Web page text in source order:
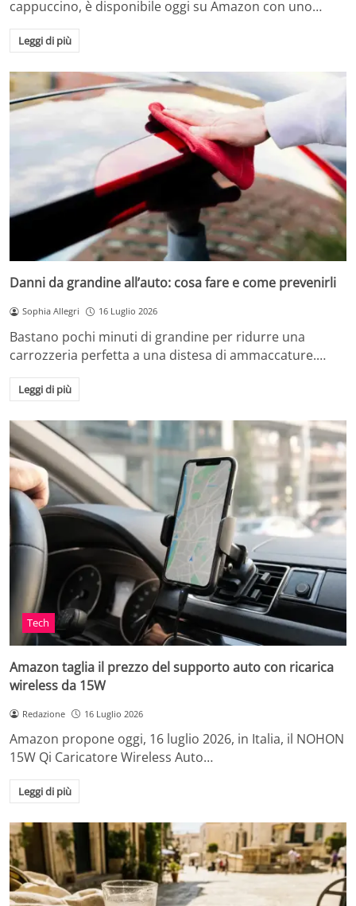
cappuccino, è disponibile oggi su Amazon con uno…
Leggi di più
Danni da grandine all’auto: cosa fare e come prevenirli
Sophia Allegri 16 Luglio 2026
Bastano pochi minuti di grandine per ridurre una
carrozzeria perfetta a una distesa di ammaccature.…
Leggi di più
Tech
Amazon taglia il prezzo del supporto auto con ricarica
wireless da 15W
Redazione 16 Luglio 2026
Amazon propone oggi, 16 luglio 2026, in Italia, il NOHON
15W Qi Caricatore Wireless Auto…
Leggi di più